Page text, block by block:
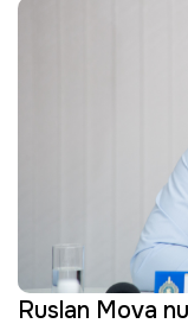
Ruslan Mova